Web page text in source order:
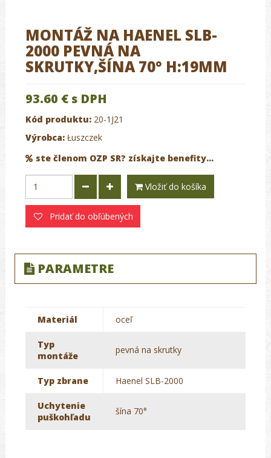
MONTÁŽ NA HAENEL SLB-
2000 PEVNÁ NA
SKRUTKY,ŠÍNA 70° H:19MM
93.60 € s DPH
Kód produktu: 20-1J21
Výrobca: Łuszczek
ste členom OZP SR? získajte benefity...
Vložiť do košíka
Pridať do obľúbených
PARAMETRE
Materiál oceľ
Typ
montáže
pevná na skrutky
Typ zbrane Haenel SLB-2000
Uchytenie
puškohľadu
šína 70°